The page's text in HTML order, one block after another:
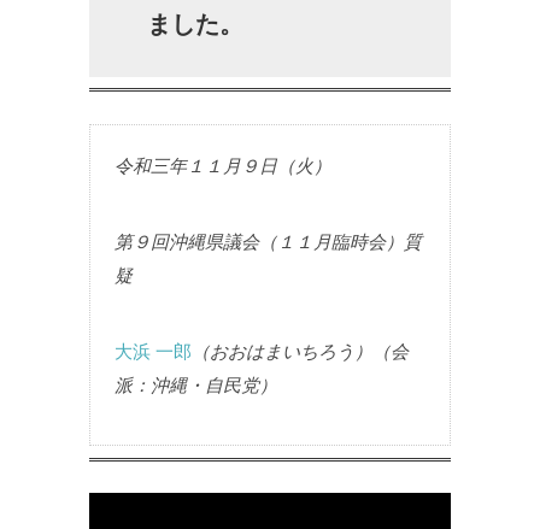
ました。
令和三年１１月９日（火）
第９回沖縄県議会（１１月臨時会）質
疑
大浜 一郎 （おおはまいちろう）（会
派：沖縄・自民党）